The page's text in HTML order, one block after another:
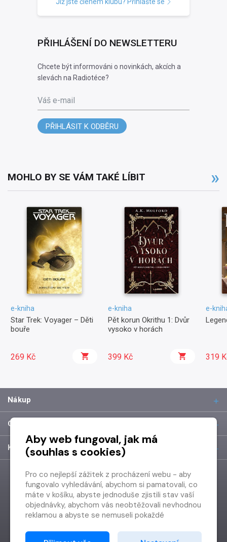
PŘIHLÁŠENÍ DO NEWSLETTERU
Chcete být informováni o novinkách, akcích a
slevách na Radiotéce?
Váš e-mail
PŘIHLÁSIT K ODBĚRU
MOHLO BY SE VÁM TAKÉ LÍBIT
e-kniha
Star Trek: Voyager – Děti
bouře
269 Kč
e-kniha
Pět korun Okrithu 1: Dvůr
vysoko v horách
399 Kč
e-
319
Nákup
O společnosti
Kontakt
Aby web fungoval, jak má
(souhlas s cookies)
Pro co nejlepší zážitek z procházení webu - aby
fungovalo vyhledávání, abychom si pamatovali, co
máte v košíku, abyste jednoduše zjistili stav vaší
objednávky, abychom vás neobtěžovali nevhodnou
reklamou a abyste se nemuseli pokaždé